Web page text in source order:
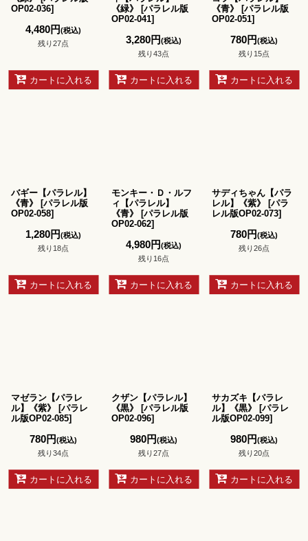
OP02-036]
4,480円(税込)
残り27点
カートに入れる
《緑》
[パラレル版
OP02-041]
3,280円(税込)
残り43点
カートに入れる
《青》
[パラレル版
OP02-051]
780円(税込)
残り15点
カートに入れる
バギー【パラレル】
《青》
[パラレル版
OP02-058]
1,280円(税込)
残り18点
カートに入れる
モンキー・Ｄ・ルフ
ィ【パラレル】
《青》
[パラレル版
OP02-062]
4,980円(税込)
残り16点
カートに入れる
サディちゃん【パラ
レル】《紫》
[パラ
レル版OP02-073]
780円(税込)
残り26点
カートに入れる
マゼラン【パラレ
ル】《紫》
[パラレ
ル版OP02-085]
780円(税込)
残り34点
カートに入れる
クザン【パラレル】
《黒》
[パラレル版
OP02-096]
980円(税込)
残り27点
カートに入れる
サカズキ【パラレ
ル】《黒》
[パラレ
ル版OP02-099]
980円(税込)
残り20点
カートに入れる